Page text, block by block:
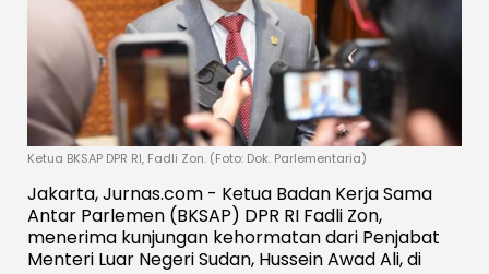
Ketua BKSAP DPR RI, Fadli Zon. (Foto: Dok. Parlementaria)
Jakarta, Jurnas.com - Ketua Badan Kerja Sama
Antar Parlemen (BKSAP) DPR RI Fadli Zon,
menerima kunjungan kehormatan dari Penjabat
Menteri Luar Negeri Sudan, Hussein Awad Ali, di